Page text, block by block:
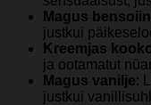
Magus bensoiin
justkui
Kreemjas
ja ootamatut
Magus vanilje:
justkui